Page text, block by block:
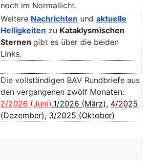
noch im Normallicht.
Weitere Nachrichten und aktuelle
Helligkeiten zu Kataklysmischen
Sternen gibt es über die beiden
Links.
Die vollständigen BAV Rundbriefe aus
den vergangenen zwölf Monaten:
2/2026 (Juni),1/2026 (März), 4/2025
(Dezember), 3/2025 (Oktober)